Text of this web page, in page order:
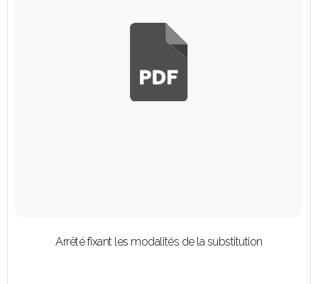
Arrêté fixant les modalités de la substitution